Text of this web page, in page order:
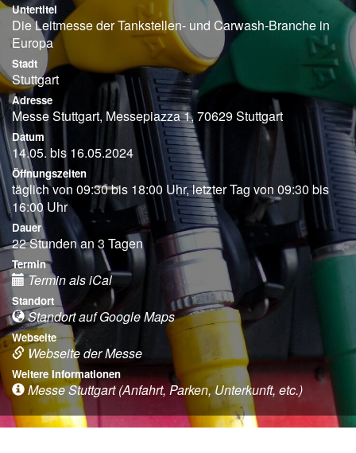
Untertitel
Die Leitmesse der Tankstellen- und Carwash-Branche in
Europa
Stadt
Stuttgart
Adresse
Messe Stuttgart, Messepiazza 1, 70629 Stuttgart
Datum
14.05. bis 16.05.2024
Öffnungszeiten
täglich von 09:30 bis 18:00 Uhr, letzter Tag von 09:30 bis
16:00 Uhr
Dauer
22 Stunden an 3 Tagen
Termin
Termin als iCal
Standort
Standort auf Google Maps
Webseite
Webseite der Messe
Weitere Informationen
Messe Stuttgart (Anfahrt, Parken, Unterkunft, etc.)